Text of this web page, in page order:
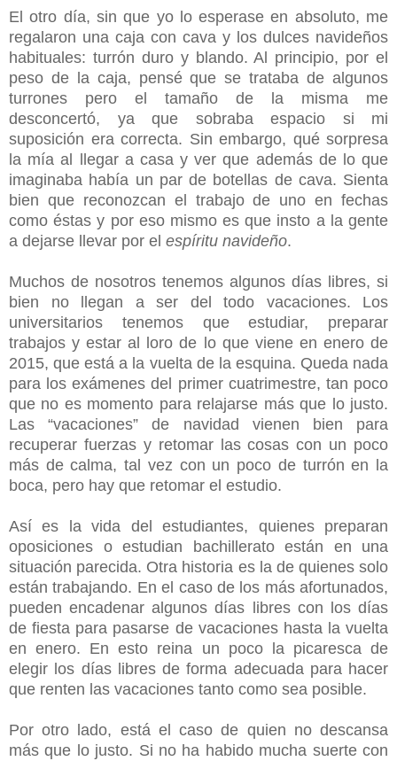
El otro día, sin que yo lo esperase en absoluto, me
regalaron una caja con cava y los dulces navideños
habituales: turrón duro y blando. Al principio, por el
peso de la caja, pensé que se trataba de algunos
turrones pero el tamaño de la misma me
desconcertó, ya que sobraba espacio si mi
suposición era correcta. Sin embargo, qué sorpresa
la mía al llegar a casa y ver que además de lo que
imaginaba había un par de botellas de cava. Sienta
bien que reconozcan el trabajo de uno en fechas
como éstas y por eso mismo es que insto a la gente
a dejarse llevar por el espíritu navideño.
Muchos de nosotros tenemos algunos días libres, si
bien no llegan a ser del todo vacaciones. Los
universitarios tenemos que estudiar, preparar
trabajos y estar al loro de lo que viene en enero de
2015, que está a la vuelta de la esquina. Queda nada
para los exámenes del primer cuatrimestre, tan poco
que no es momento para relajarse más que lo justo.
Las “vacaciones” de navidad vienen bien para
recuperar fuerzas y retomar las cosas con un poco
más de calma, tal vez con un poco de turrón en la
boca, pero hay que retomar el estudio.
Así es la vida del estudiantes, quienes preparan
oposiciones o estudian bachillerato están en una
situación parecida. Otra historia es la de quienes solo
están trabajando. En el caso de los más afortunados,
pueden encadenar algunos días libres con los días
de fiesta para pasarse de vacaciones hasta la vuelta
en enero. En esto reina un poco la picaresca de
elegir los días libres de forma adecuada para hacer
que renten las vacaciones tanto como sea posible.
Por otro lado, está el caso de quien no descansa
más que lo justo. Si no ha habido mucha suerte con